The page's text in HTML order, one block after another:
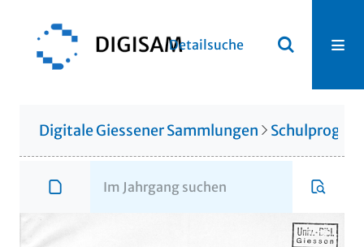
Detailsuche
Digitale Giessener Sammlungen